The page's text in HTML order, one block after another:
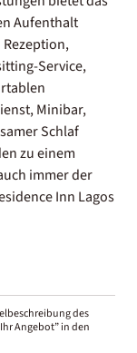
Aufenthalt
Service,
Minibar,
Schlaf
zu einem
immer der
Inn Lagos
des
Angebot” in den